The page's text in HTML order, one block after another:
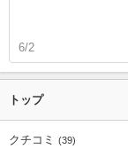
6/2
トップ
クチコミ (39)